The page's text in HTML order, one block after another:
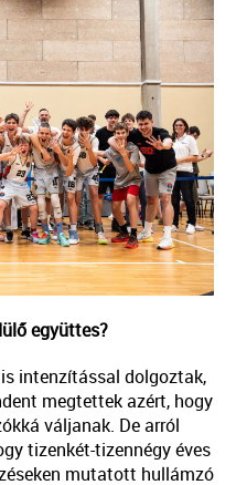
együttes?
intenzítással dolgoztak,
megtettek azért, hogy
váljanak. De arról
tizenkét-tizennégy éves
mutatott hullámzó